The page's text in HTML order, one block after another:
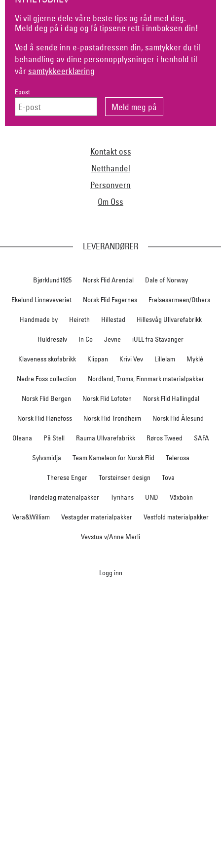
Vi vil gjerne dele våre beste tips og råd med deg.
Meld deg på i dag og få tipsene rett i innboksen din!
Ved å sende inn e-postadressen din, samtykker du til
behandling av dine personopplysninger i henhold til
vår samtykkeerklæring
Epost
Kontakt oss
Netthandel
Personvern
Om Oss
LEVERANDØRER
Bjørklund1925 Norsk Flid Arendal Dale of Norway
Ekelund Linneveveriet Norsk Flid Fagernes Frelsesarmeen/Others
Handmade by Heireth Hillestad Hillesvåg Ullvarefabrikk
Huldresølv In Co Jevne iULL fra Stavanger
Klaveness skofabrikk Klippan Krivi Vev Lillelam Myklé
Nedre Foss collection Nordland, Troms, Finnmark materialpakker
Norsk Flid Bergen Norsk Flid Lofoten Norsk Flid Hallingdal
Norsk Flid Hønefoss Norsk Flid Trondheim Norsk Flid Ålesund
Oleana På Stell Rauma Ullvarefabrikk Røros Tweed SAFA
Sylvsmidja Team Kameleon for Norsk Flid Telerosa
Therese Enger Torsteinsen design Tova
Trøndelag materialpakker Tyrihans UND Växbolin
Vera&William Vestagder materialpakker Vestfold materialpakker
Vevstua v/Anne Merli
Logg inn